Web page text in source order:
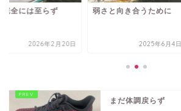
完全には至らず
2026年2月20日
弱さと向き合うために
2025年6月4日
まだ体調戻らず